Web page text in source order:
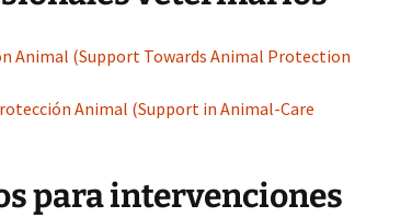
Animal (Support Towards Animal Protection
Animal (Support in Animal-Care
para intervenciones